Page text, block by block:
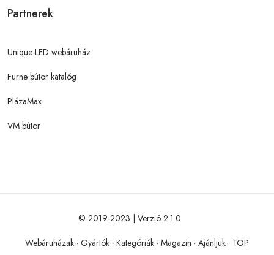
Partnerek
Unique-LED webáruház
Furne bútor katalóg
PlázaMax
VM bútor
© 2019-2023 | Verzió 2.1.0
Webáruházak · Gyártók · Kategóriák · Magazin · Ajánljuk · TOP